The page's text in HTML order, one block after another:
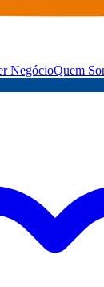
NegócioQuem